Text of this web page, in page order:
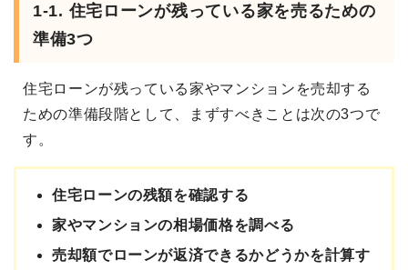
1-1. 住宅ローンが残っている家を売るための
準備3つ
住宅ローンが残っている家やマンションを売却する
ための準備段階として、まずすべきことは次の3つで
す。
住宅ローンの残額を確認する
家やマンションの相場価格を調べる
売却額でローンが返済できるかどうかを計算す